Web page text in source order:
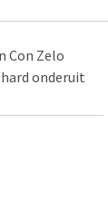
Con Zelo
onderuit